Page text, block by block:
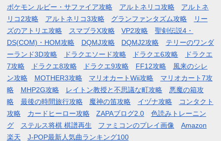
ポケモン ルビー・サファイア攻略
アルトネリコ攻略
アルトネ
リコ2攻略
アルトネリコ3攻略 グランファンタズム攻略
リー
ズのアトリエ攻略
スマブラX攻略 VP2攻略
聖剣伝説4・
DS(COM)・HOM攻略
DQMJ攻略 DQMJ2攻略
テリーのワンダ
ーランド3D攻略
ドラクエソード攻略 ドラクエ6攻略
ドラクエ
7攻略
ドラクエ8攻略 ドラクエ9攻略 FF12攻略
風来のシレ
ン攻略
MOTHER3攻略 マリオカートWii攻略
マリオカート7攻
略
MHP2G攻略 レイトン教授と不思議な町攻略
悪魔の箱攻
略
最後の時間旅行攻略 魔神の笛攻略 イヅナ攻略
コンタクト
攻略
カードヒーロー攻略 ZAPAブログ2.0
色読みトレーニン
グ
ステルス将棋 棋譜再生 ファミコンのプレイ画像
Amazon
楽天
J-POP最新人気曲ランキング100